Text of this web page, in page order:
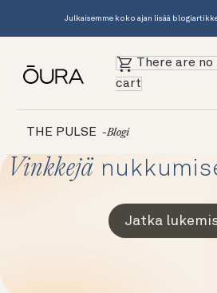
Julkaisemme koko ajan lisää
There are
cart
THE PULSE -blogi
Vinkkejä
Jatka